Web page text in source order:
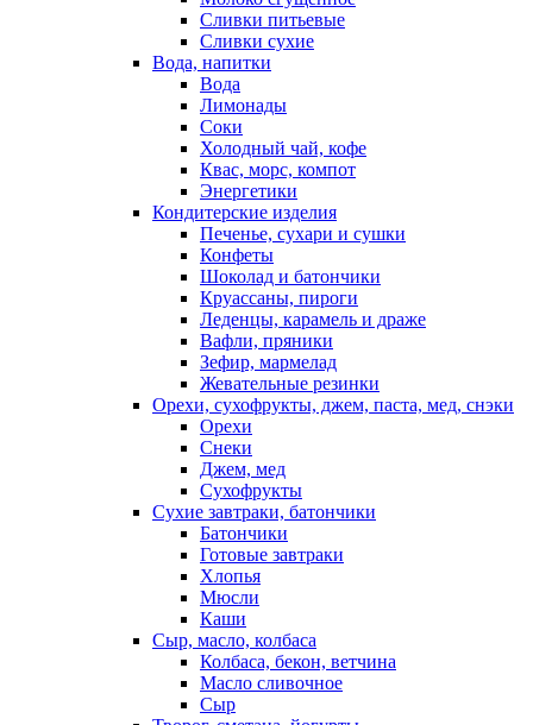
Сливки питьевые
Сливки сухие
Вода, напитки
Вода
Лимонады
Соки
Холодный чай, кофе
Квас, морс, компот
Энергетики
Кондитерские изделия
Печенье, сухари и сушки
Конфеты
Шоколад и батончики
Круассаны, пироги
Леденцы, карамель и драже
Вафли, пряники
Зефир, мармелад
Жевательные резинки
Орехи, сухофрукты, джем, паста, мед, снэки
Орехи
Снеки
Джем, мед
Сухофрукты
Сухие завтраки, батончики
Батончики
Готовые завтраки
Хлопья
Мюсли
Каши
Сыр, масло, колбаса
Колбаса, бекон, ветчина
Масло сливочное
Сыр